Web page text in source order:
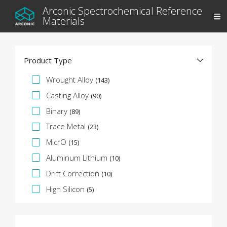
Arconic Spectrochemical Reference
Materials
Product Type
Faceta de especificación
Wrought Alloy (143)
Casting Alloy (90)
Binary (89)
Trace Metal (23)
MicrO (15)
Aluminum Lithium (10)
Drift Correction (10)
High Silicon (5)